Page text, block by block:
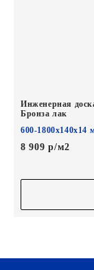
Инженерная
Бронза лак
600-1800х140х14
8 909 р/м2